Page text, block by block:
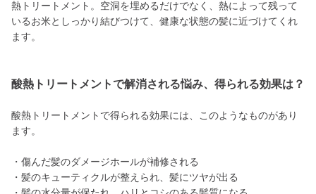
熱トリートメント。空洞を埋めるだけでなく、熱によって残って
いるお米としっかり結びつけて、健康な状態の髪に近づけてくれ
ます。
酸熱トリートメントで解消される悩み、得られる効果は？
酸熱トリートメントで得られる効果には、このようなものがあり
ます。
・傷んだ髪のダメージホールが補修される
・髪のキューティクルが整えられ、髪にツヤが出る